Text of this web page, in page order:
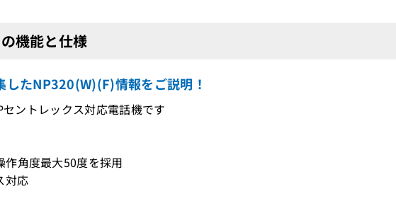
機能と仕様
したNP320(W)(F)情報をご説明！
ントレックス対応電話機です
作角度最大50度を採用
対応